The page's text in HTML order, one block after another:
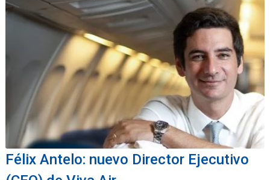
Félix Antelo: nuevo Director Ejecutivo